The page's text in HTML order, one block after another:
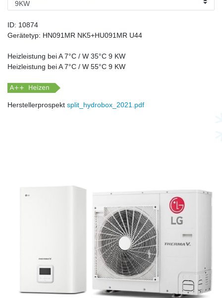
ID: 10874
Gerätetyp: HN091MR NK5+HU091MR U44
Heizleistung bei A 7°C / W 35°C 9 KW
Heizleistung bei A 7°C / W 55°C 9 KW
Herstellerprospekt split_hydrobox_2021.pdf